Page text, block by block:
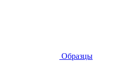
Образцы